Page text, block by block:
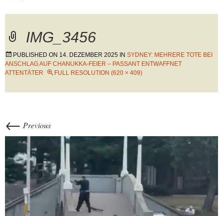
IMG_3456
PUBLISHED ON 14. DEZEMBER 2025 IN SYDNEY: MEHRERE TOTE BEI
ANSCHLAG AUF CHANUKKA-FEIER – PASSANT ENTWAFFNET
ATTENTÄTER
FULL RESOLUTION (620 × 409)
← Previous